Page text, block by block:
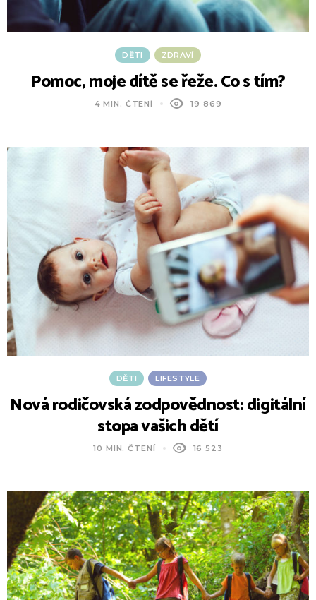
DĚTI ZDRAVÍ
Pomoc, moje dítě se řeže. Co s tím?
4 MIN. ČTENÍ 19 869
DĚTI LIFESTYLE
Nová rodičovská zodpovědnost: digitální
stopa vašich dětí
10 MIN. ČTENÍ 16 523